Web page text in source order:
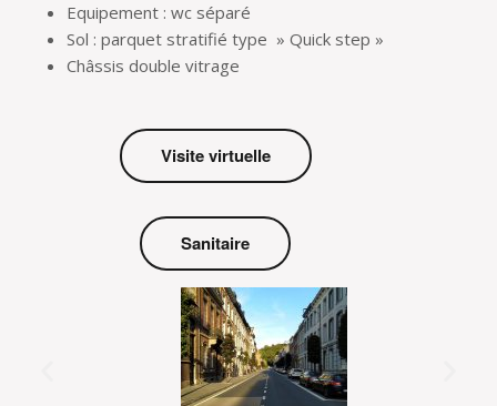
Equipement : wc séparé
Sol : parquet stratifié type » Quick step »
Châssis double vitrage
Visite virtuelle
Sanitaire